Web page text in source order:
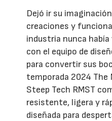
Dejó ir su
creaciones y
industria nunca
con el equipo de
para convertir sus
temporada 2024 The
Steep Tech RMST
resistente, ligera y
diseñada para